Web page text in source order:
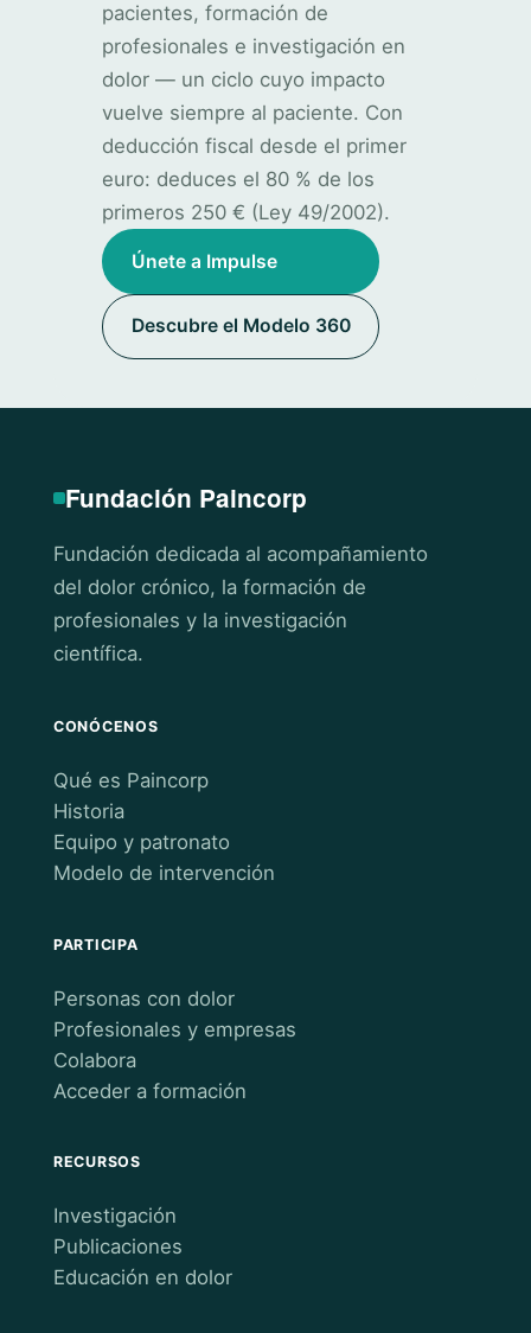
pacientes, formación de
profesionales e investigación en
dolor — un ciclo cuyo impacto
vuelve siempre al paciente. Con
deducción fiscal desde el primer
euro: deduces el 80 % de los
primeros 250 € (Ley 49/2002).
Únete a Impulse
Descubre el Modelo 360
Fundación Paincorp
Fundación dedicada al acompañamiento
del dolor crónico, la formación de
profesionales y la investigación
científica.
CONÓCENOS
Qué es Paincorp
Historia
Equipo y patronato
Modelo de intervención
PARTICIPA
Personas con dolor
Profesionales y empresas
Colabora
Acceder a formación
RECURSOS
Investigación
Publicaciones
Educación en dolor